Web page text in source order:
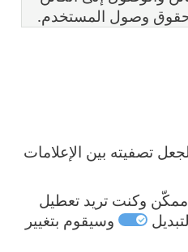
حقوق وصول المستخدم.
لجعل تصفيته بين الإعلامات
ممكّن وكنت تريد تعطيل
وسيقوم بتغيير